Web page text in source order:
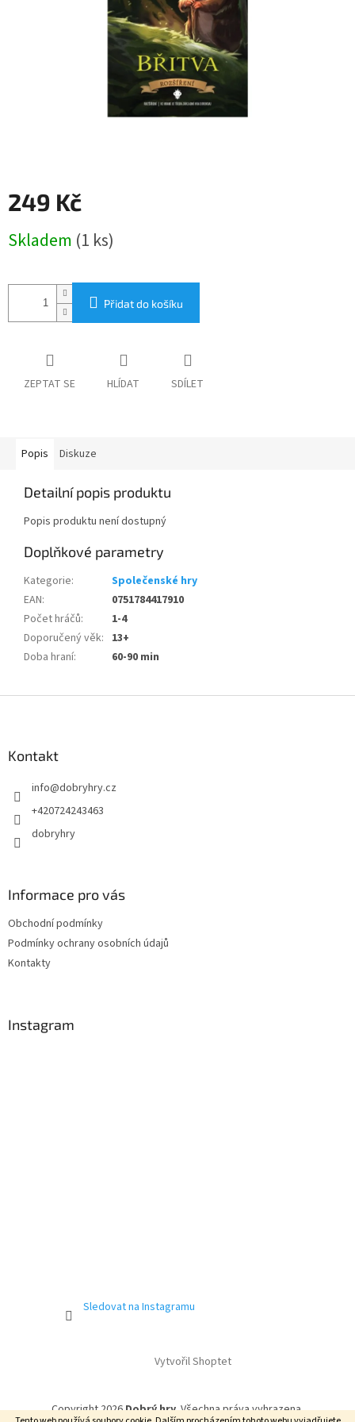
249 Kč
cena:
Skladem (1 ks)
Přidat do košíku
ZEPTAT SE HLÍDAT SDÍLET
Popis Diskuze
Detailní popis produktu
Popis produktu není dostupný
Doplňkové parametry
Kategorie:
Společenské hry
EAN:
0751784417910
Počet hráčů:
1-4
Doporučený věk: 13+
Doba hraní: 60-90 min
Kontakt
info@dobryhry.cz
+420724243463
dobryhry
Informace pro vás
Obchodní podmínky
Podmínky ochrany osobních údajů
Kontakty
Instagram
Sledovat na Instagramu
Vytvořil Shoptet
Copyright 2026Dobrý hry. Všechna práva vyhrazena.